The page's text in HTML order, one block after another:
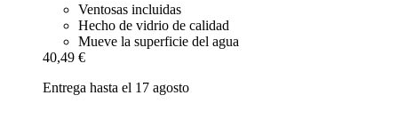
Ventosas incluidas
Hecho de vidrio de calidad
Mueve la superficie del agua
40,49 €
Entrega hasta el 17 agosto